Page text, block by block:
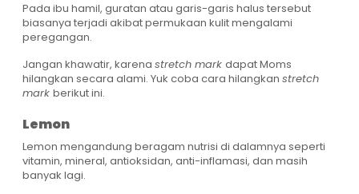
Pada ibu hamil, guratan atau garis-garis halus tersebut
biasanya terjadi akibat permukaan kulit mengalami
peregangan.
Jangan khawatir, karena stretch mark dapat Moms
hilangkan secara alami. Yuk coba cara hilangkan stretch
mark berikut ini.
Lemon
Lemon mengandung beragam nutrisi di dalamnya seperti
vitamin, mineral, antioksidan, anti-inflamasi, dan masih
banyak lagi.